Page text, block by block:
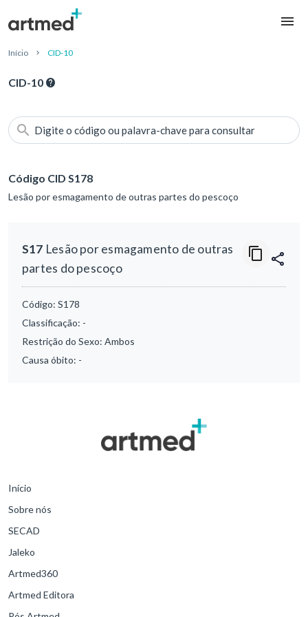
Início CID-10
CID-10
Digite o código ou palavra-chave para consultar
Código CID S178
Lesão por esmagamento de outras partes do pescoço
S17 Lesão por esmagamento de outras
partes do pescoço
Código: S178
Classificação: -
Restrição do Sexo: Ambos
Causa óbito: -
Início
Sobre nós
SECAD
Jaleko
Artmed360
Artmed Editora